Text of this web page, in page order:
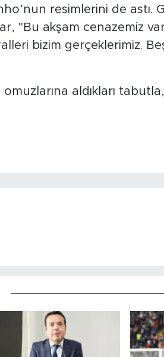
resimlerini de astı.
"Bu akşam cenazemiz
bizim gerçeklerimiz.
aldıkları